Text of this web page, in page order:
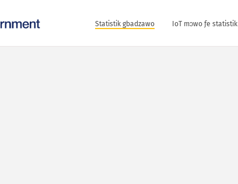
Statistik gbadzawo IoT mɔwo ƒe statistik